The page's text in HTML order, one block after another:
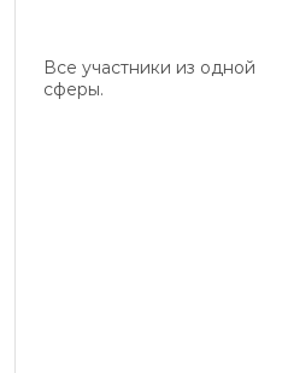
Все участники из одной
сферы.